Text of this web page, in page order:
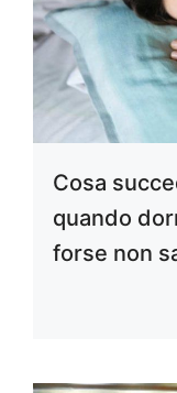
Cosa
quando
forse non